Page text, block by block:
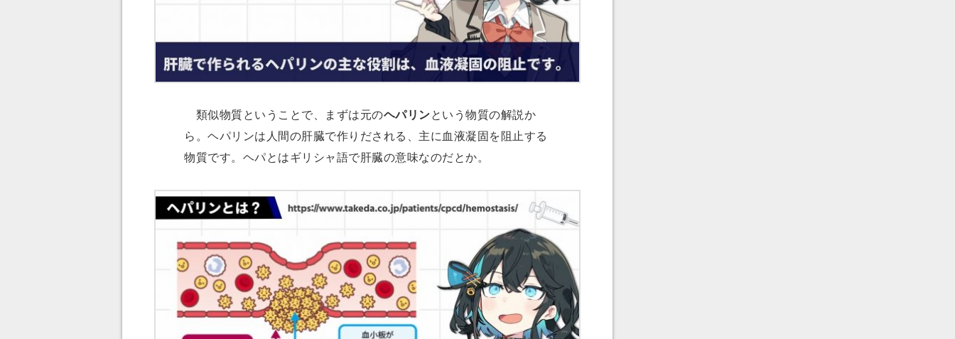
類似物質ということで、まずは元のヘパリンという物質の解説か
ら。ヘパリンは人間の肝臓で作りだされる、主に血液凝固を阻止する
物質です。ヘパとはギリシャ語で肝臓の意味なのだとか。